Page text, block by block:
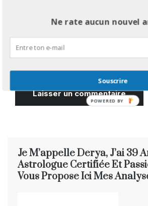
Prévenez-moi de tous les
mail.
Je M’appelle Derya, J’ai 39
Astrologue Certifiée Et
Vous Propose Ici Mes
Ne rate aucun nouvel
Souscrire